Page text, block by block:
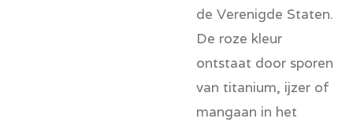
de Verenigde Staten.
De roze kleur
ontstaat door sporen
van titanium, ijzer of
mangaan in het